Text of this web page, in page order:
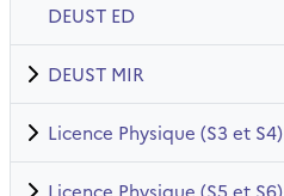
DEUST ED
DEUST MIR
Licence Physique (S3 et S4)
Licence Physique (S5 et S6)